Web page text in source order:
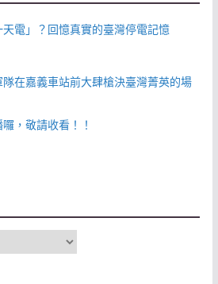
天電」？回憶真實的臺灣停電記憶
在嘉義車站前大肆槍決臺灣菁英的場
，敬請收看！！